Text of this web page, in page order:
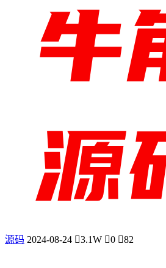
源码 2024-08-24 3.1W 0 82